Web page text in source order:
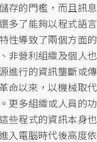
存的門檻，而且訊息
多了能夠以程式語言
性導致了兩個方面的
非營利組織及個人也
進行的資訊壟斷或傳
命以來，以機械取代
更多組織或人員的功
些程式的資訊本身也
入電腦時代後高度依